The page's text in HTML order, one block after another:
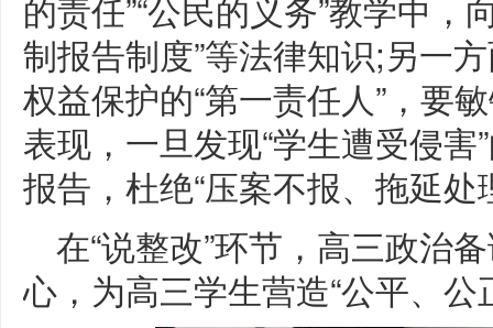
制报告制度”等法律知识;另一
权益保护的“第一责任人”，要
表现，一旦发现“学生遭受侵
报告，杜绝“压案不报、拖延处
在“说整改”环节，高三政治
心，为高三学生营造“公平、